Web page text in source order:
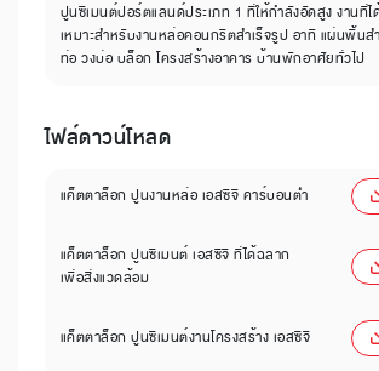
ปูนซีเมนต์ปอร์ตแลนด์ประเภท 1 ที่ให้กำลังอัดสูง งานที่ไ
เหมาะสำหรับงานหล่อคอนกรีตสำเร็จรูป อาทิ แผ่นพื้นสำ
ท่อ วงบ่อ บล็อก โครงสร้างอาคาร บ้านพักอาศัยทั่วไป
ไฟล์ดาวน์โหลด
แค็ตตาล็อก ปูนงานหล่อ เอสซีจี คาร์บอนต่ำ
แค็ตตาล็อก ปูนซีเมนต์ เอสซีจี ที่ได้ฉลาก
เพื่อสิ่งแวดล้อม
แค็ตตาล็อก ปูนซีเมนต์งานโครงสร้าง เอสซีจี